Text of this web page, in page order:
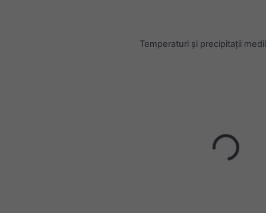
Temperaturi și precipitații medii